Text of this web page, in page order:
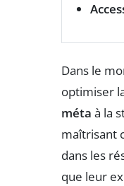
Dans le
optimiser
méta à la
maîtrisant
dans les
que leur